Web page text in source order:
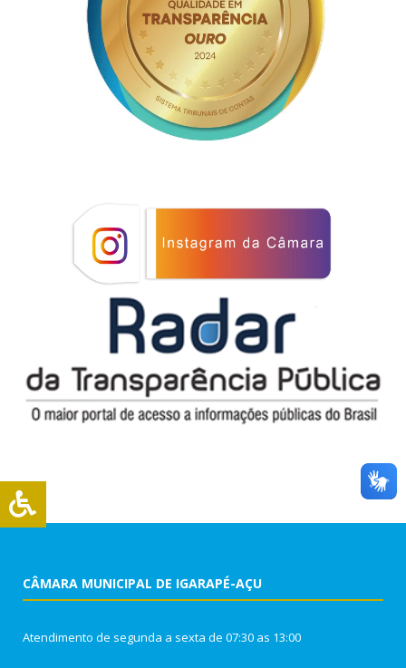
CÂMARA MUNICIPAL DE IGARAPÉ-AÇU
Atendimento de segunda a sexta de 07:30 as 13:00